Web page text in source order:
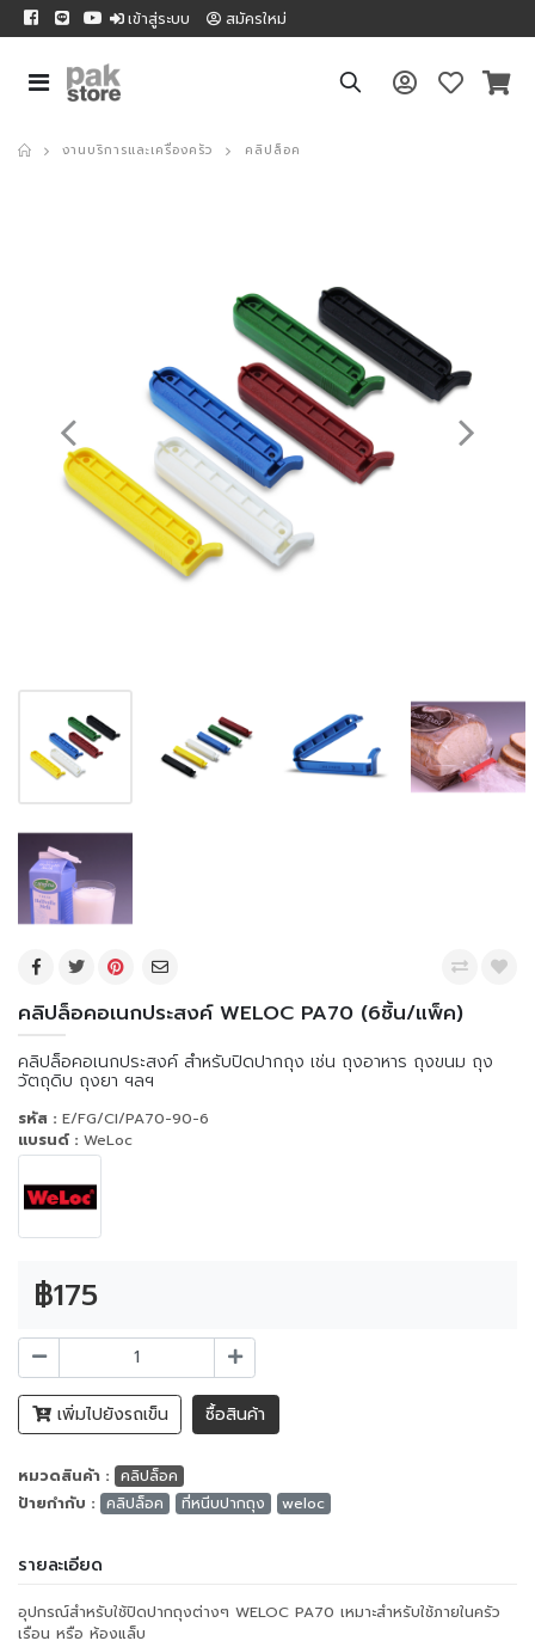
เข้าสู่ระบบ สมัครใหม่
งานบริการและเครื่องครัว คลิปล็อค
คลิปล็อคอเนกประสงค์ WELOC PA70 (6ชิ้น/แพ็ค)
คลิปล็อคอเนกประสงค์ สำหรับปิดปากถุง เช่น ถุงอาหาร ถุงขนม ถุง
วัตถุดิบ ถุงยา ฯลฯ
รหัส : E/FG/CI/PA70-90-6
แบรนด์ : WeLoc
฿175
เพิ่มไปยังรถเข็น ซื้อสินค้า
หมวดสินค้า : คลิปล็อค
ป้ายกำกับ : คลิปล็อค ที่หนีบปากถุง weloc
รายละเอียด
อุปกรณ์สำหรับใช้ปิดปากถุงต่างๆ WELOC PA70 เหมาะสำหรับใช้ภายในครัว
เรือน หรือ ห้องแล็บ